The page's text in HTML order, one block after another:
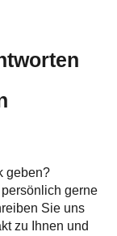
geben?
gerne
Sie uns
zu Ihnen und